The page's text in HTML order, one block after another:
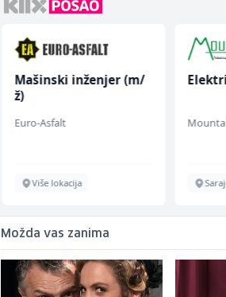
Mašinski inženjer (m/
ž)
Euro-Asfalt
Više lokacija
Možda vas zanima